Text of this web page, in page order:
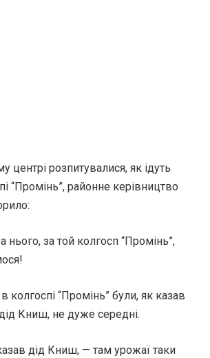
центрі розпитувалися, як ідуть
“Промінь”, районне керівництво
за той колгосп “Промінь”,
колгоспі “Промінь” були, як казав
Книш, не дуже середні.
дід Книш, — там урожаї таки